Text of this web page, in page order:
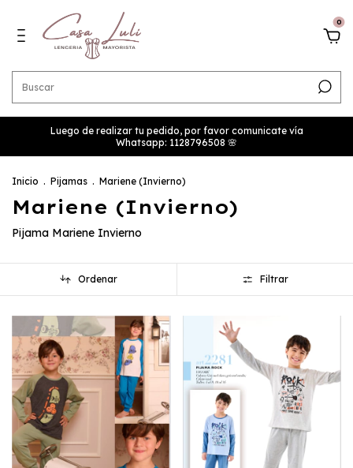
0
Luego de realizar tu pedido, por favor comunicate vía
Whatsapp: 1128796508 🌸
Inicio . Pijamas . Mariene (Invierno)
Mariene (Invierno)
Pijama Mariene Invierno
Ordenar Filtrar